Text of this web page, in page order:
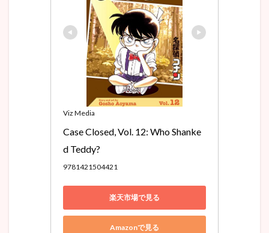
Viz Media
Case Closed, Vol. 12: Who Shanke
d Teddy?
9781421504421
楽天市場で見る
Amazonで見る